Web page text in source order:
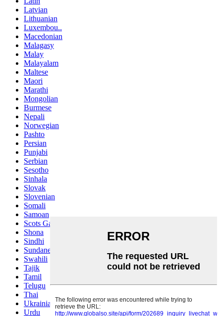
Latvian
Lithuanian
Luxembou..
Macedonian
Malagasy
Malay
Malayalam
Maltese
Maori
Marathi
Mongolian
Burmese
Nepali
Norwegian
Pashto
Persian
Punjabi
Serbian
Sesotho
Sinhala
Slovak
Slovenian
Somali
Samoan
Scots Gaelic
Shona
Sindhi
Sundanese
Swahili
Tajik
Tamil
Telugu
Thai
Ukrainian
Urdu